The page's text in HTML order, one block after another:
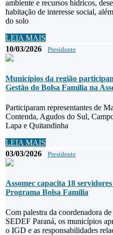
ambiente e recursos hídricos,
habitação de interesse social,
do solo
LEIA MAIS
10/03/2026
Presidente
Municípios da região
Gestão do Bolsa Família na
Participaram representantes de
Contenda, Agudos do Sul,
Lapa e Quitandinha
LEIA MAIS
03/03/2026
Presidente
Assomec capacita 18
Programa Bolsa Família
Com palestra da coordenadora
SEDEF Paraná, os municípios
o IGD e as responsabilidades